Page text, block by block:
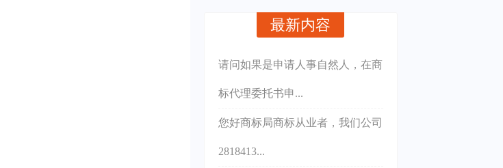
最新内容
请问如果是申请人事自然人，在商
标代理委托书申...
您好商标局商标从业者，我们公司
2818413...